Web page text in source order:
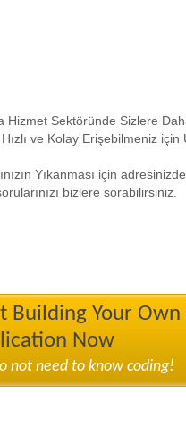
Hizmet Sektöründe Sizlere
ve Kolay Erişebilmeniz için
Yıkanması için
bizlere sorabilirsiniz.
Building Your
Now
not need to know coding!